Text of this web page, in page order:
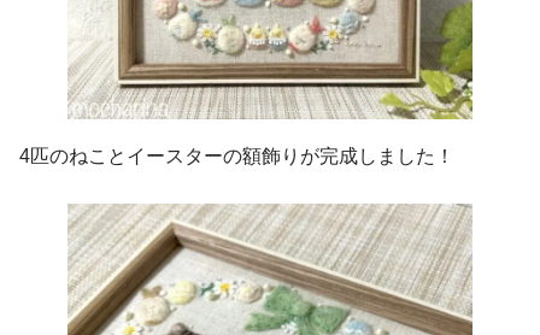
4匹のねことイースターの額飾りが完成しました！